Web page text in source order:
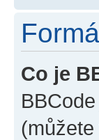
Co je